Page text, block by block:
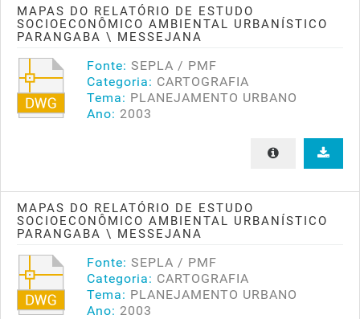
MAPAS DO RELATÓRIO DE ESTUDO
SOCIOECONÔMICO AMBIENTAL URBANÍSTICO
PARANGABA \ MESSEJANA
Fonte: SEPLA / PMF
Categoria: CARTOGRAFIA
Tema: PLANEJAMENTO URBANO
Ano: 2003
MAPAS DO RELATÓRIO DE ESTUDO
SOCIOECONÔMICO AMBIENTAL URBANÍSTICO
PARANGABA \ MESSEJANA
Fonte: SEPLA / PMF
Categoria: CARTOGRAFIA
Tema: PLANEJAMENTO URBANO
Ano: 2003